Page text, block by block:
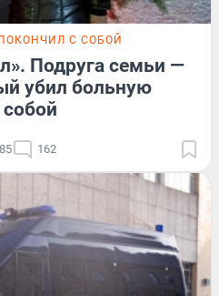
С СОБОЙ
Подруга семьи —
убил больную
162